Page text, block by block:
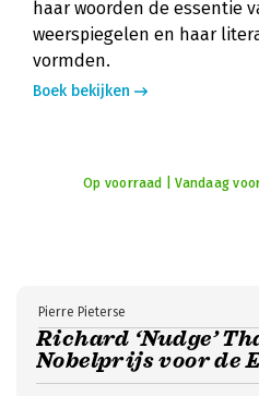
haar woorden de essentie
weerspiegelen en haar
vormden.
Boek bekijken
Op voorraad | Vandaag
Richard ‘Nudge’
Nobelprijs voor de
Pierre Pieterse